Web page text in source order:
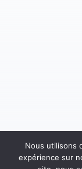
Nous utilisons
expérience sur